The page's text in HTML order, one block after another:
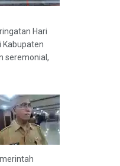
Hari
Kabupaten
seremonial,